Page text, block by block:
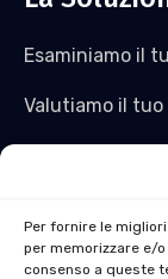
Per fornire le
per memorizzare e/
consenso a queste
Esaminiamo il
Valutiamo il tuo
Ti ridiamo